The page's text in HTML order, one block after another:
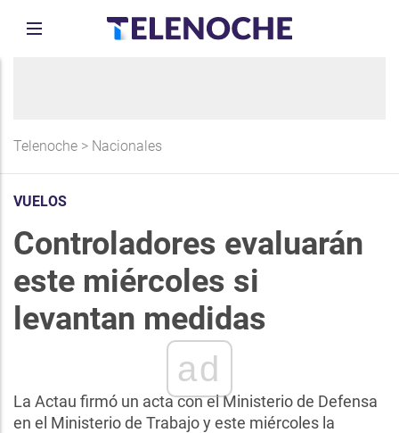
Telenoche > Nacionales
VUELOS
Controladores evaluarán
este miércoles si
levantan medidas
ad
La Actau firmó un acta con el Ministerio de Defensa
en el Ministerio de Trabajo y este miércoles la